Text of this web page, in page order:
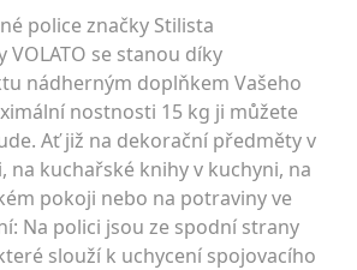
police značky Stilista
se stanou díky
nádherným doplňkem Vašeho
nostnosti 15 kg ji můžete
Ať již na dekorační předměty v
na kuchařské knihy v kuchyni, na
pokoji nebo na potraviny ve
Na polici jsou ze spodní strany
slouží k uchycení spojovacího